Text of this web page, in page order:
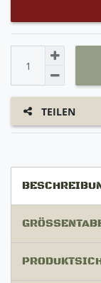
TEILEN